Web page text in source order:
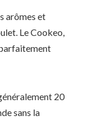
arômes et
Le Cookeo,
20
sans la